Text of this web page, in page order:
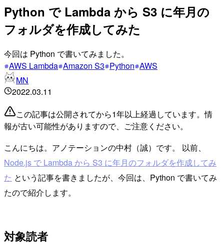
Python で Lambda から S3 に年月の
フォルダを作成してみた
今回は Python で書いてみました。
AWS Lambda Amazon S3 Python AWS
MN
2022.03.11
この記事は公開されてから1年以上経過しています。情
報が古い可能性がありますので、ご注意ください。
こんにちは。アノテーションの中村（誠）です。 以前、
Node.js で Lambda から S3 に年月のフォルダを作成してみ
た という記事を書きましたが、今回は、Python で書いてみ
たので紹介します。
対象読者